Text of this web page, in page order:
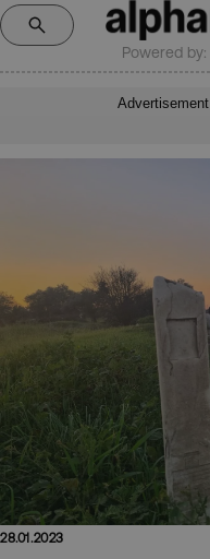
Powered by:
Advertisement
28.01.2023